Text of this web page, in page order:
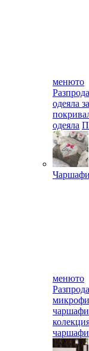
менюто
одеяла
одеяла
Чаршафи
менюто
чаршафи
чаршафи